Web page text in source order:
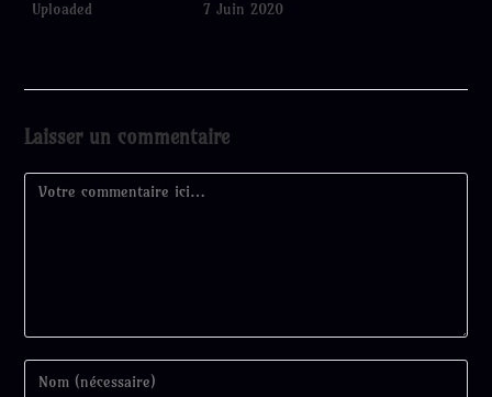
Uploaded
7 Juin 2020
Laisser un commentaire